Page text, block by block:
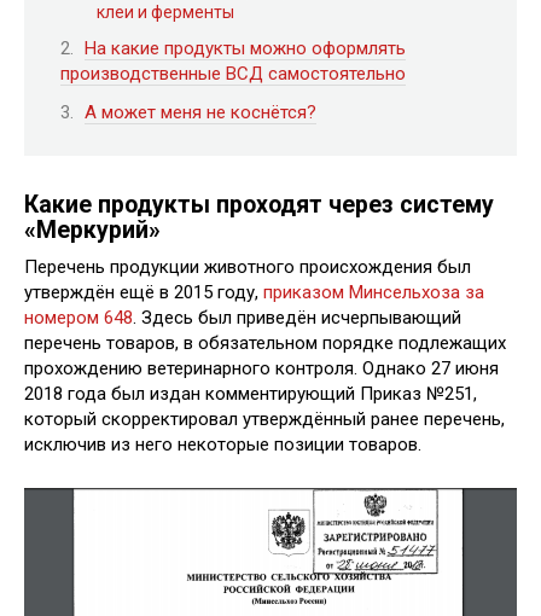
клеи и ферменты
На какие продукты можно оформлять
производственные ВСД самостоятельно
А может меня не коснётся?
Какие продукты проходят через систему
«Меркурий»
Перечень продукции животного происхождения был
утверждён ещё в 2015 году, приказом Минсельхоза за
номером 648. Здесь был приведён исчерпывающий
перечень товаров, в обязательном порядке подлежащих
прохождению ветеринарного контроля. Однако 27 июня
2018 года был издан комментирующий Приказ №251,
который скорректировал утверждённый ранее перечень,
исключив из него некоторые позиции товаров.